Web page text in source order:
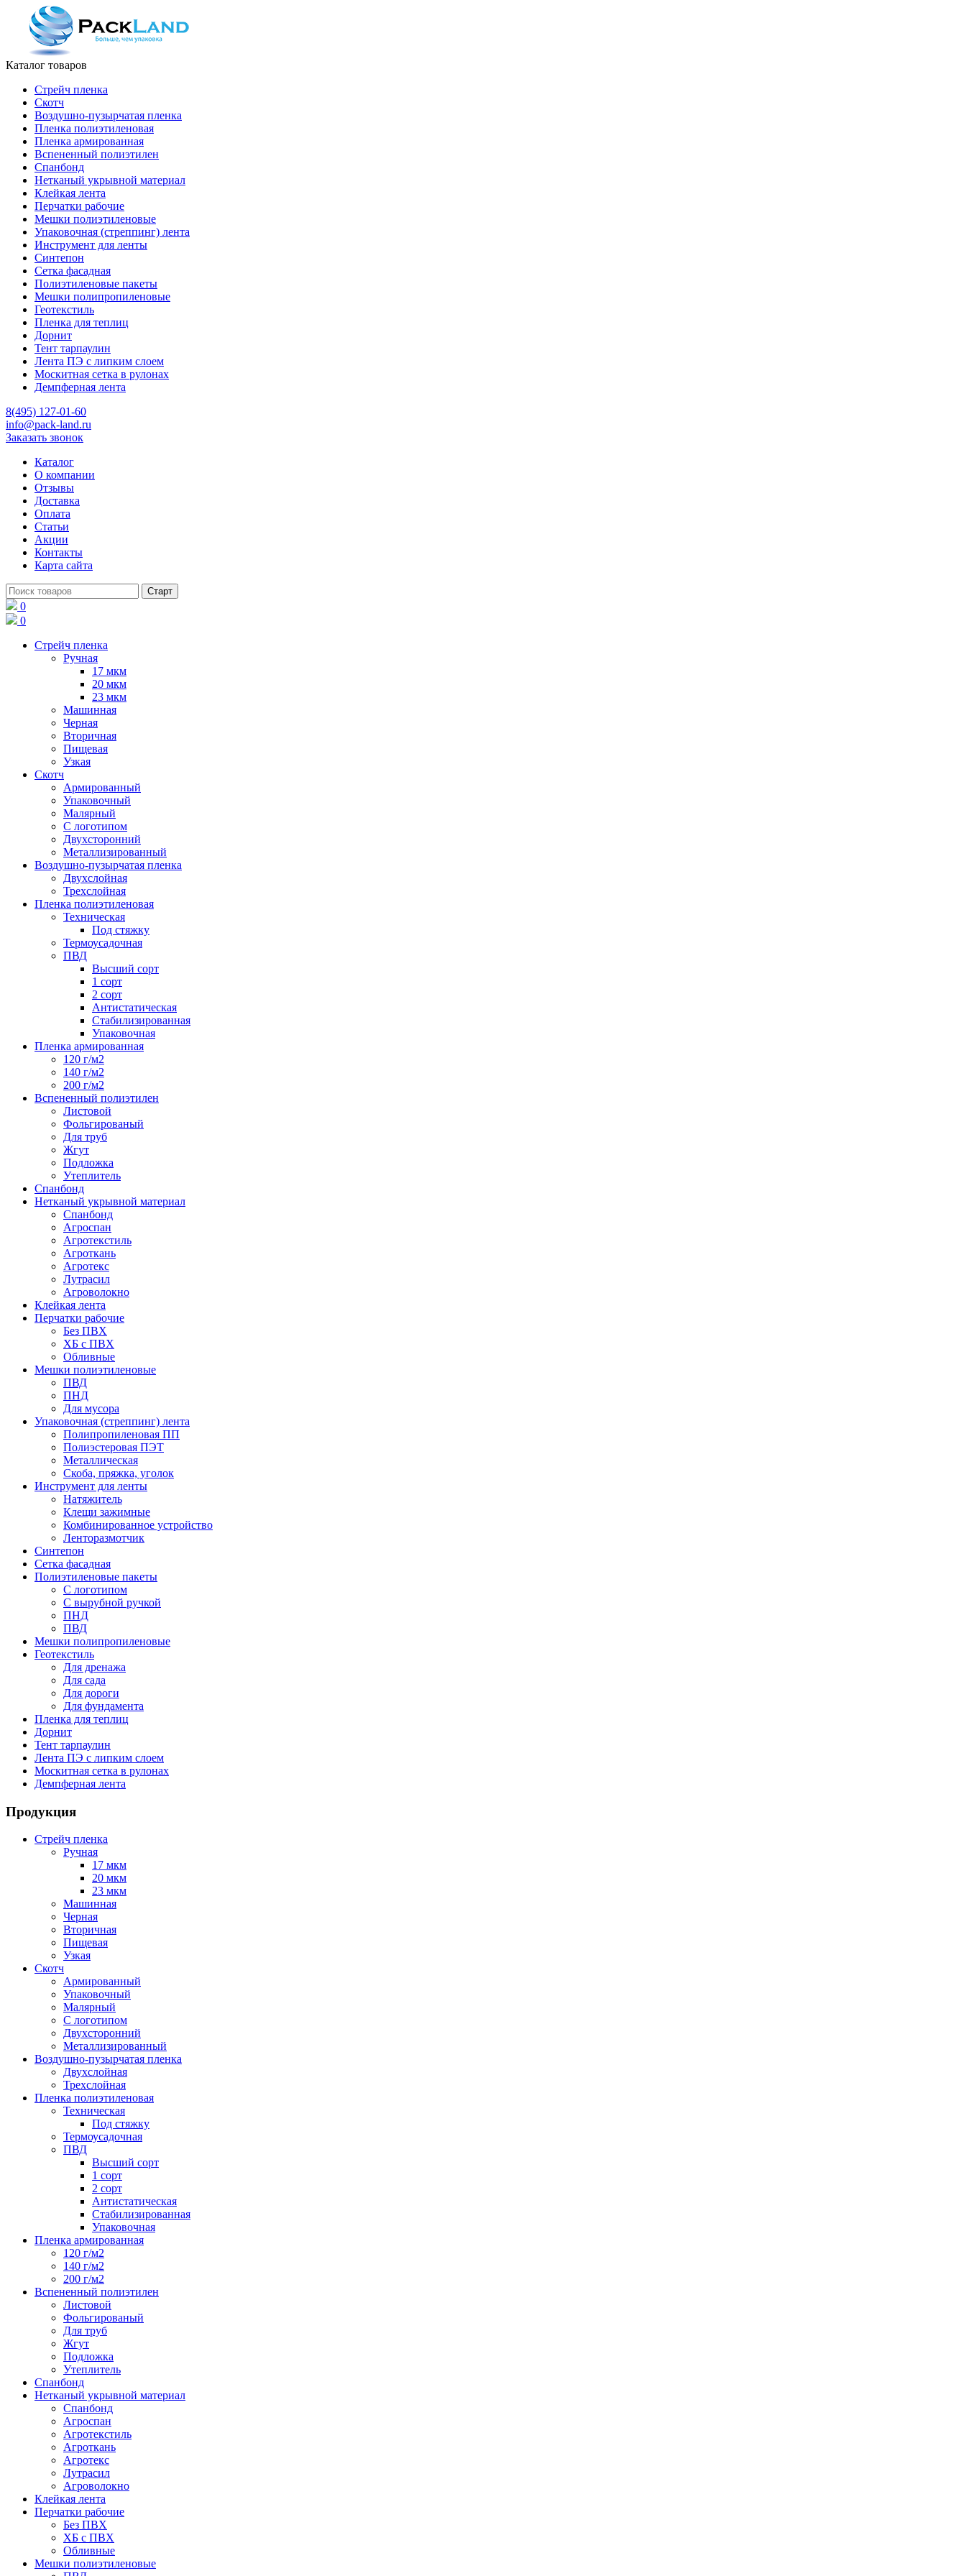
Каталог товаров
Стрейч пленка
Скотч
Воздушно-пузырчатая пленка
Пленка полиэтиленовая
Пленка армированная
Вспененный полиэтилен
Спанбонд
Нетканый укрывной материал
Клейкая лента
Перчатки рабочие
Мешки полиэтиленовые
Упаковочная (стреппинг) лента
Инструмент для ленты
Синтепон
Сетка фасадная
Полиэтиленовые пакеты
Мешки полипропиленовые
Геотекстиль
Пленка для теплиц
Дорнит
Тент тарпаулин
Лента ПЭ с липким слоем
Москитная сетка в рулонах
Демпферная лента
8(495) 127-01-60
info@pack-land.ru
Заказать звонок
Каталог
О компании
Отзывы
Доставка
Оплата
Статьи
Акции
Контакты
Карта сайта
0
0
Стрейч пленка
Ручная
17 мкм
20 мкм
23 мкм
Машинная
Черная
Вторичная
Пищевая
Узкая
Скотч
Армированный
Упаковочный
Малярный
С логотипом
Двухсторонний
Металлизированный
Воздушно-пузырчатая пленка
Двухслойная
Трехслойная
Пленка полиэтиленовая
Техническая
Под стяжку
Термоусадочная
ПВД
Высший сорт
1 сорт
2 сорт
Антистатическая
Стабилизированная
Упаковочная
Пленка армированная
120 г/м2
140 г/м2
200 г/м2
Вспененный полиэтилен
Листовой
Фольгированый
Для труб
Жгут
Подложка
Утеплитель
Спанбонд
Нетканый укрывной материал
Спанбонд
Агроспан
Агротекстиль
Агроткань
Агротекс
Лутрасил
Агроволокно
Клейкая лента
Перчатки рабочие
Без ПВХ
ХБ с ПВХ
Обливные
Мешки полиэтиленовые
ПВД
ПНД
Для мусора
Упаковочная (стреппинг) лента
Полипропиленовая ПП
Полиэстеровая ПЭТ
Металлическая
Скоба, пряжка, уголок
Инструмент для ленты
Натяжитель
Клещи зажимные
Комбинированное устройство
Ленторазмотчик
Синтепон
Сетка фасадная
Полиэтиленовые пакеты
С логотипом
С вырубной ручкой
ПНД
ПВД
Мешки полипропиленовые
Геотекстиль
Для дренажа
Для сада
Для дороги
Для фундамента
Пленка для теплиц
Дорнит
Тент тарпаулин
Лента ПЭ с липким слоем
Москитная сетка в рулонах
Демпферная лента
Продукция
Стрейч пленка
Ручная
17 мкм
20 мкм
23 мкм
Машинная
Черная
Вторичная
Пищевая
Узкая
Скотч
Армированный
Упаковочный
Малярный
С логотипом
Двухсторонний
Металлизированный
Воздушно-пузырчатая пленка
Двухслойная
Трехслойная
Пленка полиэтиленовая
Техническая
Под стяжку
Термоусадочная
ПВД
Высший сорт
1 сорт
2 сорт
Антистатическая
Стабилизированная
Упаковочная
Пленка армированная
120 г/м2
140 г/м2
200 г/м2
Вспененный полиэтилен
Листовой
Фольгированый
Для труб
Жгут
Подложка
Утеплитель
Спанбонд
Нетканый укрывной материал
Спанбонд
Агроспан
Агротекстиль
Агроткань
Агротекс
Лутрасил
Агроволокно
Клейкая лента
Перчатки рабочие
Без ПВХ
ХБ с ПВХ
Обливные
Мешки полиэтиленовые